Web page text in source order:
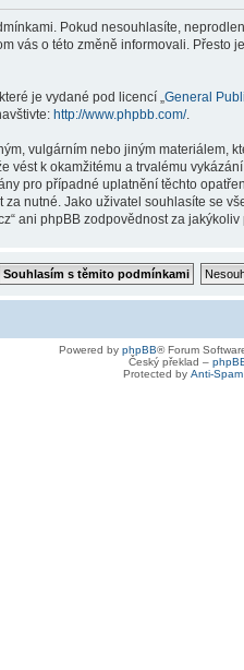
Pokud nesouhlasíte,
vás o této změně informovali.
je vydané pod licencí „ General
http://www.phpbb.com/.
vulgárním nebo jiným materiálem,
vést k okamžitému a trvalému
pro případné uplatnění těchto
nutné. Jako uživatel souhlasíte se
ani phpBB zodpovědnost za
Powered by phpBB® Forum
Český překlad –
Protected by Anti-Spam